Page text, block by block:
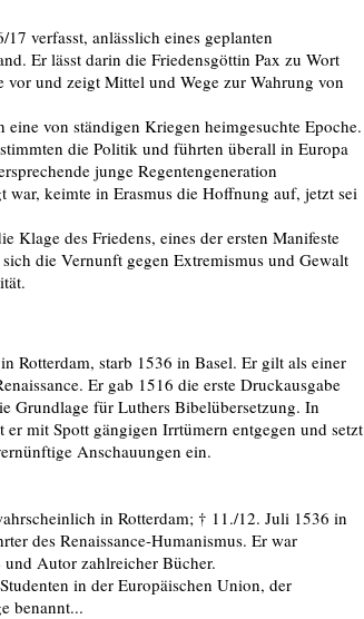
verfasst, anlässlich eines geplanten
Er lässt darin die Friedensgöttin Pax zu Wort
und zeigt Mittel und Wege zur Wahrung von
von ständigen Kriegen heimgesuchte Epoche.
die Politik und führten überall in Europa
junge Regentengeneration
war, keimte in Erasmus die Hoffnung auf, jetzt sei
Klage des Friedens, eines der ersten Manifeste
die Vernunft gegen Extremismus und Gewalt
Rotterdam, starb 1536 in Basel. Er gilt als einer
Er gab 1516 die erste Druckausgabe
Grundlage für Luthers Bibelübersetzung. In
mit Spott gängigen Irrtümern entgegen und setzt
Anschauungen ein.
in Rotterdam; † 11./12. Juli 1536 in
des Renaissance-Humanismus. Er war
Autor zahlreicher Bücher.
in der Europäischen Union, der
benannt...